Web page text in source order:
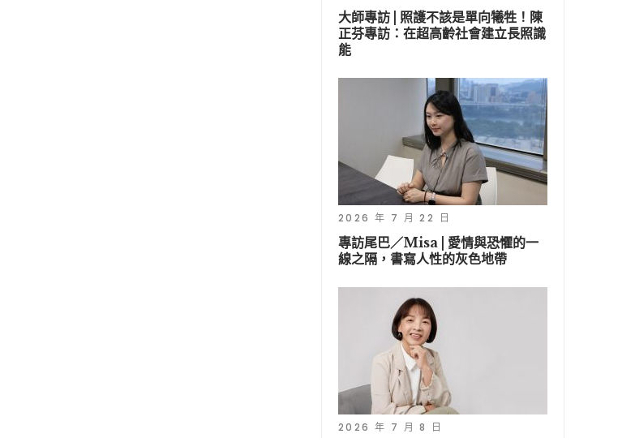
大師專訪 | 照護不該是單向犧牲！陳
正芬專訪：在超高齡社會建立長照識
能
2026 年 7 月 22 日
專訪尾巴／Misa | 愛情與恐懼的一
線之隔，書寫人性的灰色地帶
2026 年 7 月 8 日